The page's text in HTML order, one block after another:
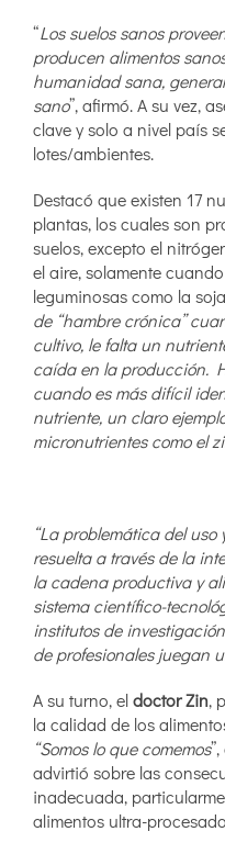
“Los suelos sanos
producen alimentos
humanidad sana,
sano”, afirmó. A su vez,
clave y solo a nivel país
lotes/ambientes.
Destacó que existen 17
plantas, los cuales son
suelos, excepto el
el aire, solamente
leguminosas como la
de “hambre crónica”
cultivo, le falta un
caída en la producción.
cuando es más difícil
nutriente, un claro
micronutrientes como el
“La problemática del
resuelta a través de la
la cadena productiva y
sistema científico-
institutos de
de profesionales juegan
A su turno, eldoctor Zin,
la calidad de los
“Somos lo que comemos
advirtió sobre las
inadecuada,
alimentos ultra-